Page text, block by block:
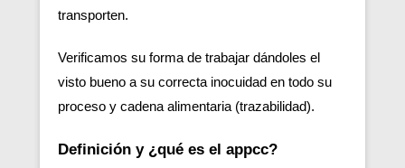
transporten.
Verificamos su forma de trabajar dándoles el
visto bueno a su correcta inocuidad en todo su
proceso y cadena alimentaria (trazabilidad).
Definición y ¿qué es el appcc?